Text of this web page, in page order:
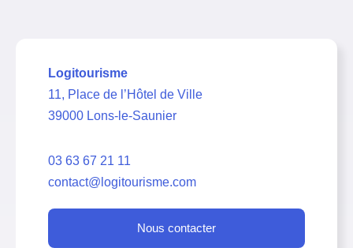
Logitourisme
11, Place de l’Hôtel de Ville
39000 Lons-le-Saunier
03 63 67 21 11
contact@logitourisme.com
Nous contacter